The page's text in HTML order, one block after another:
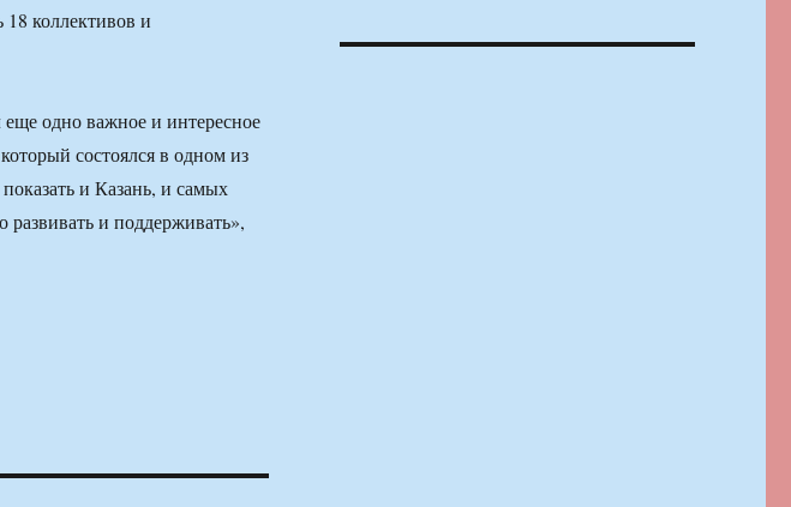
коллективов и
одно важное и интересное
состоялся в одном из
и Казань, и самых
и поддерживать»,